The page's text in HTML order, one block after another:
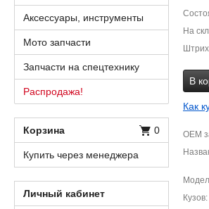
На
В
Как
OEM
Кузов
Аксессуары, инструменты
Мото запчасти
Запчасти на спецтехнику
Распродажа!
Корзина 0
Купить через менеджера
Личный кабинет